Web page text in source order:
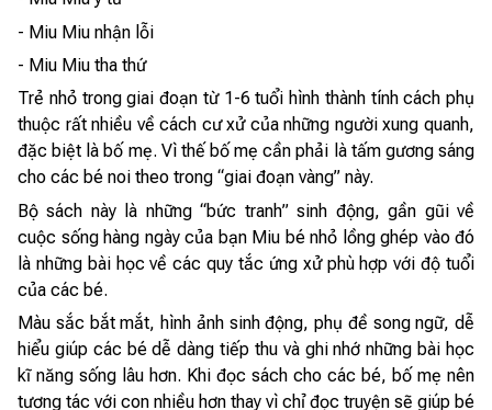
- Miu Miu nhận lỗi
- Miu Miu tha thứ
Trẻ nhỏ trong giai đoạn từ 1-6 tuổi hình thành tính cách phụ
thuộc rất nhiều về cách cư xử của những người xung quanh,
đặc biệt là bố mẹ. Vì thế bố mẹ cần phải là tấm gương sáng
cho các bé noi theo trong “giai đoạn vàng” này.
Bộ sách này là những “bức tranh” sinh động, gần gũi về
cuộc sống hàng ngày của bạn Miu bé nhỏ lồng ghép vào đó
là những bài học về các quy tắc ứng xử phù hợp với độ tuổi
của các bé.
Màu sắc bắt mắt, hình ảnh sinh động, phụ đề song ngữ, dễ
hiểu giúp các bé dễ dàng tiếp thu và ghi nhớ những bài học
kĩ năng sống lâu hơn. Khi đọc sách cho các bé, bố mẹ nên
tương tác với con nhiều hơn thay vì chỉ đọc truyện sẽ giúp bé